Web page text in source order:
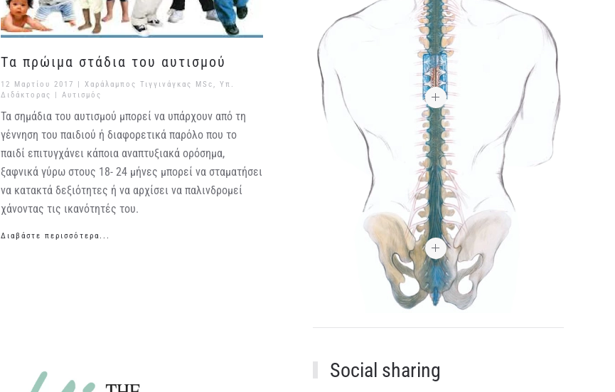
Tα πρώιμα στάδια του αυτισμού
12 Μαρτίου 2017
| Χαράλαμπος Τιγγινάγκας MSc, Υπ.
Διδάκτορας |Αυτισμός
Τα σημάδια του αυτισμού μπορεί να υπάρχουν από τη
γέννηση του παιδιού ή διαφορετικά παρόλο που το
παιδί επιτυγχάνει κάποια αναπτυξιακά ορόσημα,
ξαφνικά γύρω στους 18- 24 μήνες μπορεί να σταματήσει
να κατακτά δεξιότητες ή να αρχίσει να παλινδρομεί
χάνοντας τις ικανότητές του.
Διαβάστε περισσότερα...
Social sharing